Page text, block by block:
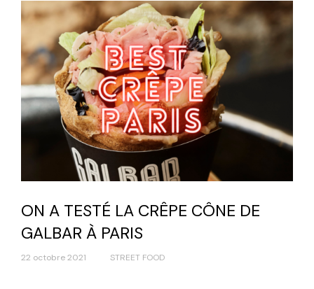
ON A TESTÉ LA CRÊPE CÔNE DE
GALBAR À PARIS
22 octobre 2021 STREET FOOD